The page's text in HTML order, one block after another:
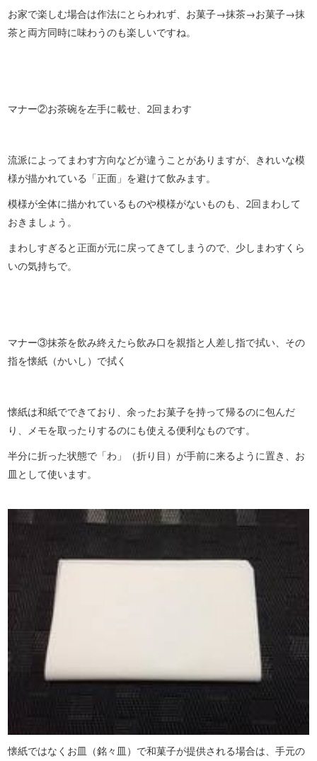
お家で楽しむ場合は作法にとらわれず、お菓子→抹茶→お菓子→抹
茶と両方同時に味わうのも楽しいですね。
マナー②お茶碗を左手に載せ、2回まわす
流派によってまわす方向などが違うことがありますが、きれいな模
様が描かれている「正面」を避けて飲みます。
模様が全体に描かれているものや模様がないものも、2回まわして
おきましょう。
まわしすぎると正面が元に戻ってきてしまうので、少しまわすくら
いの気持ちで。
マナー③抹茶を飲み終えたら飲み口を親指と人差し指で拭い、その
指を懐紙（かいし）で拭く
懐紙は和紙でできており、余ったお菓子を持って帰るのに包んだ
り、メモを取ったりするのにも使える便利なものです。
半分に折った状態で「わ」（折り目）が手前に来るように置き、お
皿として使います。
懐紙ではなくお皿（銘々皿）で和菓子が提供される場合は、手元の